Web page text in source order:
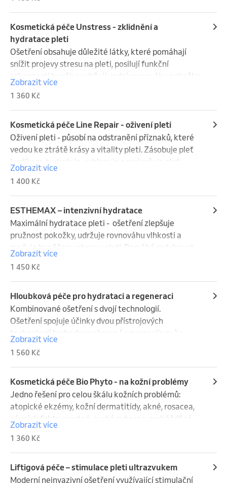
krku a dekoltu, maska dle typu pleti a závěrečná
krémová péče.
Kosmetická péče Unstress - zklidnění a
hydratace pleti
Ošetření obsahuje důležité látky, které pomáhají
snížit projevy stresu na pleti, posilují funkční
schopnosti buněk a udržují vodní rovnováhu pokožky.
Účinně bojuje proti volným radikálům a tím
zpomaluje předčasné stárnutí pleti. Délka ošetření
cca 90 min.
Zobrazit více
1 360 Kč
Kosmetická péče Line Repair - oživení pleti
Oživení pleti - působí na odstranění příznaků, které
vedou ke ztrátě krásy a vitality pleti. Zásobuje pleť
kyslíkem, hydratuje, vyhlazuje a rozjasňuje pleť.
Délka ošetření cca 90 min.
Zobrazit více
1 400 Kč
ESTHEMAX – intenzivní hydratace
Maximální hydratace pleti -  ošetření zlepšuje
pružnost pokožky, udržuje rovnováhu vlhkosti a
zvyšuje buněčnou obnovu pleti. Pomáhá redukovat
výrazové linie a vrásky. Délka ošetření cca 90 min.
Zobrazit více
1 450 Kč
Hloubková péče pro hydrataci a regeneraci
Kombinované ošetření s dvojí technologií.
Ošetření spojuje účinky dvou přístrojových
technologií hydrodermabraze ( aquapeelingu ) a
ultrazvukové technologie, které se vzájemně
doplňují a zesilují svůj efekt.
Zobrazit více
1 560 Kč
Kosmetická péče Bio Phyto - na kožní problémy
Jedno řešení pro celou škálu kožních problémů:
atopické ekzémy, kožní dermatitidy, akné, rosacea,
cévní defekty, mastná, suchá seborea, podrážděná
pleť, citlivá pleť. Délka ošetření cca 90 min.
Zobrazit více
1 360 Kč
Liftigová péče – stimulace pleti ultrazvukem
Moderní neinvazivní ošetření využívající stimulační